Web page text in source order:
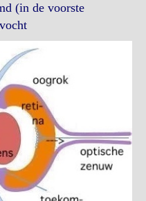
(in de voorste